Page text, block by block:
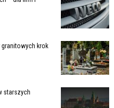
krok
starszych